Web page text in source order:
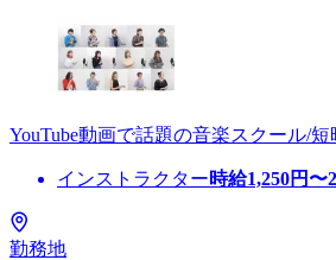
YouTube動画で話題の音楽スクール/
インストラクター時給1,250円〜
勤務地